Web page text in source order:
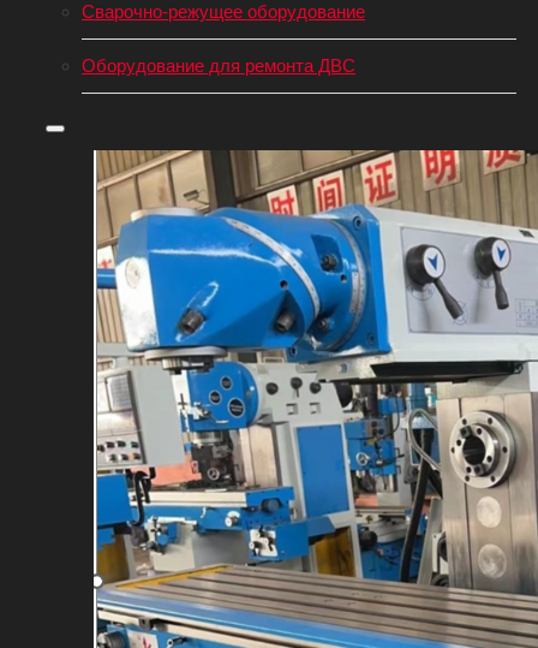
Сварочно-режущее оборудование
Оборудование для ремонта ДВС